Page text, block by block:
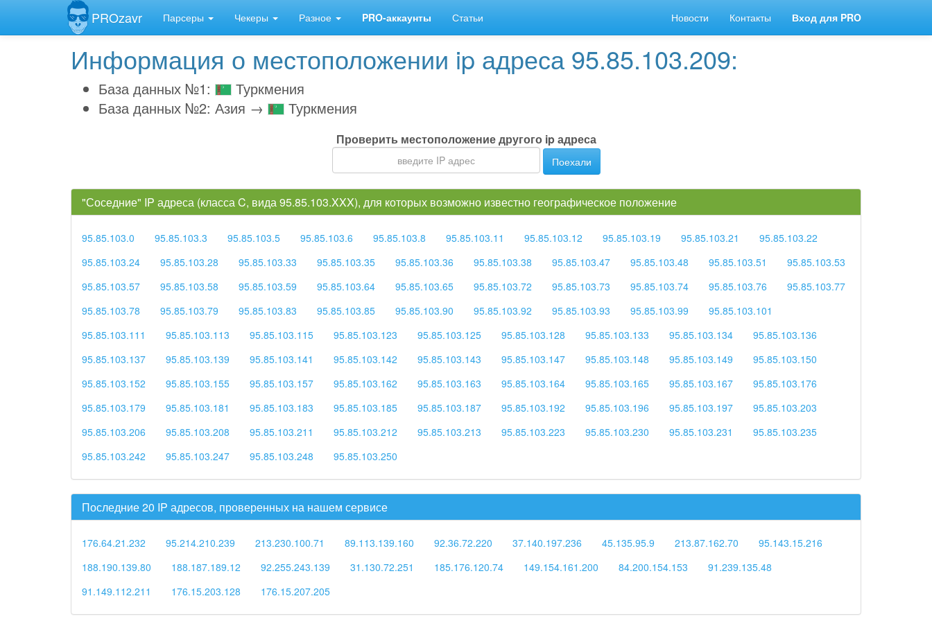
PROzavr Парсеры Чекеры Разное PRO-аккаунты Статьи Новости Контакты Вход для PRO
Информация о местоположении ip адреса 95.85.103.209:
База данных №1:
Туркмения
База данных №2: Азия →
Туркмения
Проверить местоположение другого ip адреса
Поехали
"Соседние" IP адреса (класса C, вида 95.85.103.XXX), для которых возможно известно географическое положение
95.85.103.0 95.85.103.3 95.85.103.5 95.85.103.6 95.85.103.8 95.85.103.11 95.85.103.12 95.85.103.19 95.85.103.21
95.85.103.22
95.85.103.24
95.85.103.28 95.85.103.33 95.85.103.35 95.85.103.36 95.85.103.38 95.85.103.47 95.85.103.48 95.85.103.51
95.85.103.53
95.85.103.57
95.85.103.58 95.85.103.59 95.85.103.64 95.85.103.65 95.85.103.72 95.85.103.73 95.85.103.74 95.85.103.76
95.85.103.77
95.85.103.78
95.85.103.79 95.85.103.83 95.85.103.85 95.85.103.90 95.85.103.92 95.85.103.93 95.85.103.99
95.85.103.101
95.85.103.111
95.85.103.113 95.85.103.115 95.85.103.123 95.85.103.125 95.85.103.128 95.85.103.133 95.85.103.134
95.85.103.136
95.85.103.137
95.85.103.139 95.85.103.141 95.85.103.142 95.85.103.143 95.85.103.147 95.85.103.148 95.85.103.149
95.85.103.150
95.85.103.152
95.85.103.155 95.85.103.157 95.85.103.162 95.85.103.163 95.85.103.164 95.85.103.165 95.85.103.167
95.85.103.176
95.85.103.179
95.85.103.181 95.85.103.183 95.85.103.185 95.85.103.187 95.85.103.192 95.85.103.196 95.85.103.197
95.85.103.203
95.85.103.206
95.85.103.208 95.85.103.211 95.85.103.212 95.85.103.213 95.85.103.223 95.85.103.230 95.85.103.231
95.85.103.235
95.85.103.242
95.85.103.247 95.85.103.248 95.85.103.250
Последние 20 IP адресов, проверенных на нашем сервисе
176.64.21.232 95.214.210.239 213.230.100.71 89.113.139.160 92.36.72.220 37.140.197.236 45.135.95.9 213.87.162.70
95.143.15.216
188.190.139.80
188.187.189.12 92.255.243.139 31.130.72.251 185.176.120.74 149.154.161.200 84.200.154.153
91.239.135.48
91.149.112.211
176.15.203.128 176.15.207.205